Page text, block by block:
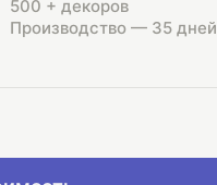
500 + декоров
Производство — 35 дней